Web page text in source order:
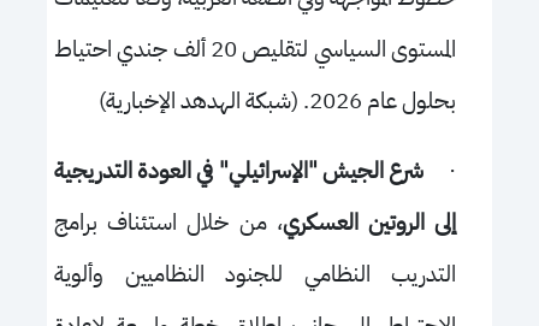
المستوى السياسي لتقليص 20 ألف جندي احتياط
بحلول عام 2026. (شبكة الهدهد الإخبارية)
· شرع الجيش "الإسرائيلي" في العودة التدريجية
إلى الروتين العسكري، من خلال استئناف برامج
التدريب النظامي للجنود النظاميين وألوية